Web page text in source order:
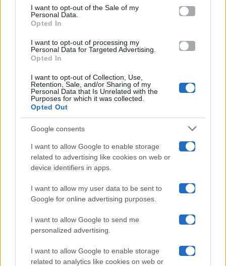
services and may gather and store information including but
not limited to your visit or usage behaviour. You may click to
grant or deny consent to Google and its third-party tags to
consent section.
I want to opt-out of the Sale of my
Personal Data.
Opted In
I want to opt-out of processing my
Personal Data for Targeted Advertising.
Opted In
I want to opt-out of Collection, Use,
Retention, Sale, and/or Sharing of my
Personal Data that Is Unrelated with the
Purposes for which it was collected.
Opted Out
Google consents
I want to allow Google to enable storage
related to advertising like cookies on web or
device identifiers in apps.
I want to allow my user data to be sent to
Google for online advertising purposes.
I want to allow Google to send me
personalized advertising.
I want to allow Google to enable storage
related to analytics like cookies on web or
Programmi TV
Amici
Ballando Con Le Stelle
Grande Fratello
Isola Dei Famosi
Uomini E Donne
Maste S.r.l.
Chi siamo
Collabora con noi